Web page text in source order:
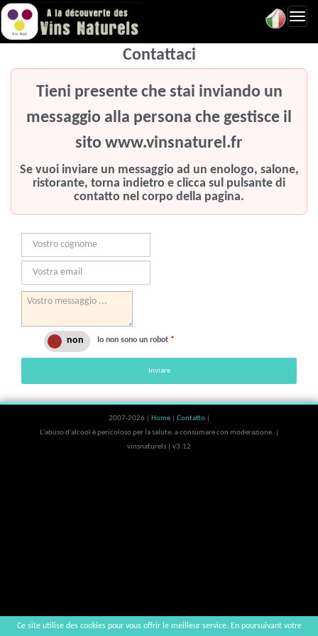
Contattaci
Tieni presente che stai inviando un
messaggio alla persona che gestisce il
sito www.vinsnaturel.fr
Se vuoi inviare un messaggio ad un enologo, salone,
ristorante, torna indietro e clicca sul pulsante di
contatto nel corpo della pagina.
Io non sono un robot *
Inviare
2007-2026 | Home Contatto
L'abuso d'alcool è pericoloso per la salute, a consumare con moderazione. |
vinsnaturels | v3.12
Ce site utilise des cookies pour vous offrir le meilleur service. En poursuivant votre